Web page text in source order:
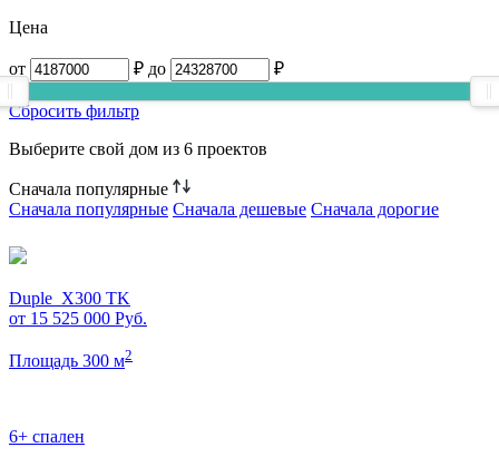
Цена
от ₽ до ₽
Сбросить фильтр
Выберите свой дом из 6 проектов
Сначала популярные
Сначала популярные Сначала дешевые Сначала дорогие
Duple_X300 TK
от 15 525 000 Руб.
Площадь 300 м2
6+ спален